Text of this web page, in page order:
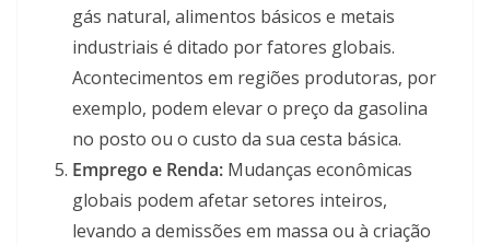
gás natural, alimentos básicos e metais
industriais é ditado por fatores globais.
Acontecimentos em regiões produtoras, por
exemplo, podem elevar o preço da gasolina
no posto ou o custo da sua cesta básica.
Emprego e Renda: Mudanças econômicas
globais podem afetar setores inteiros,
levando a demissões em massa ou à criação